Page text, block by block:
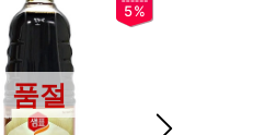
5%
품절